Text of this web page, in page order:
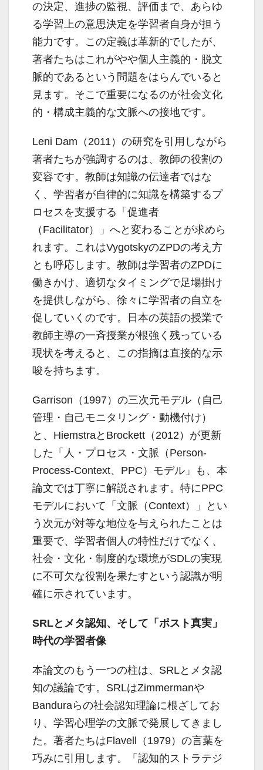
の決定、進捗の監視、評価まで、あらゆ
る学習上の意思決定を学習者自身が担う
能力です。この定義は革新的でしたが、
著者たちはこれがやや個人主義的・脱文
脈的であるという問題をはらんでいると
見ます。そこで重要になるのが社会文化
的・構成主義的な文脈への接地です。
Leni Dam（2011）の研究を引用しながら
著者たちが強調するのは、教師の役割の
変容です。教師は知識の伝達者ではな
く、学習者が自律的に知識を構築するプ
ロセスを支援する「促進者
（Facilitator）」へと変わることが求めら
れます。これはVygotskyのZPDの考え方
とも呼応します。教師は学習者のZPDに
働きかけ、適切なタイミングで足場掛け
を提供しながら、徐々に学習者の自立を
促していくのです。日本の英語の授業で
教師主導の一斉授業が根強く残っている
現状を考えると、この指摘は直接的な示
唆を持ちます。
Garrison（1997）の三次元モデル（自己
管理・自己モニタリング・動機付け）
と、HiemstraとBrockett（2012）が更新
した「人・プロセス・文脈（Person-
Process-Context、PPC）モデル」も、本
論文では丁寧に解説されます。特にPPC
モデルにおいて「文脈（Context）」とい
う次元が対等な地位を与えられたことは
重要で、学習者個人の特性だけでなく、
社会・文化・制度的な環境がSDLの実現
に不可欠な役割を果たすという認識が明
確に示されています。
SRLとメタ認知、そして「ポスト真実」
時代の学習者像
本論文のもう一つの柱は、SRLとメタ認
知の議論です。SRLはZimmermanや
Banduraらの社会認知理論に根ざしてお
り、学習心理学の文脈で発展してきまし
た。著者たちはFlavell（1979）の言葉を
巧みに引用します。「認知的ストラテジ